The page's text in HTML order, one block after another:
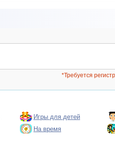
*Требуется
Игры для детей
На время